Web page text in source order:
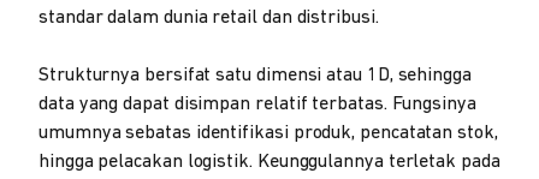
standar dalam dunia retail dan distribusi.
Strukturnya bersifat satu dimensi atau 1D, sehingga
data yang dapat disimpan relatif terbatas. Fungsinya
umumnya sebatas identifikasi produk, pencatatan stok,
hingga pelacakan logistik. Keunggulannya terletak pada